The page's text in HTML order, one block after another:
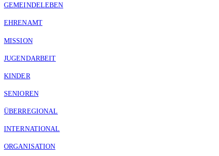
GEMEINDELEBEN
EHRENAMT
MISSION
JUGENDARBEIT
KINDER
SENIOREN
ÜBERREGIONAL
INTERNATIONAL
ORGANISATION